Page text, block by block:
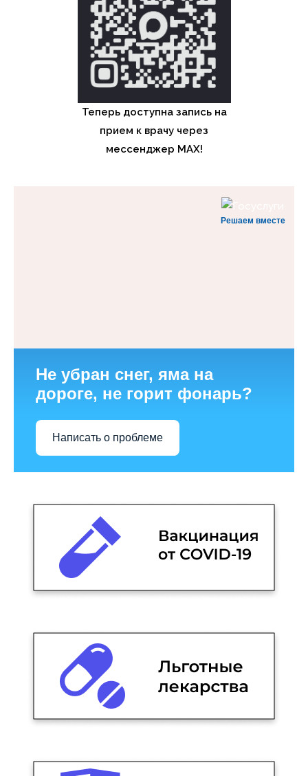
Теперь доступна запись на
прием к врачу через
мессенджер MAX!
Решаем вместе
Не убран снег, яма на
дороге, не горит фонарь?
Написать о проблеме